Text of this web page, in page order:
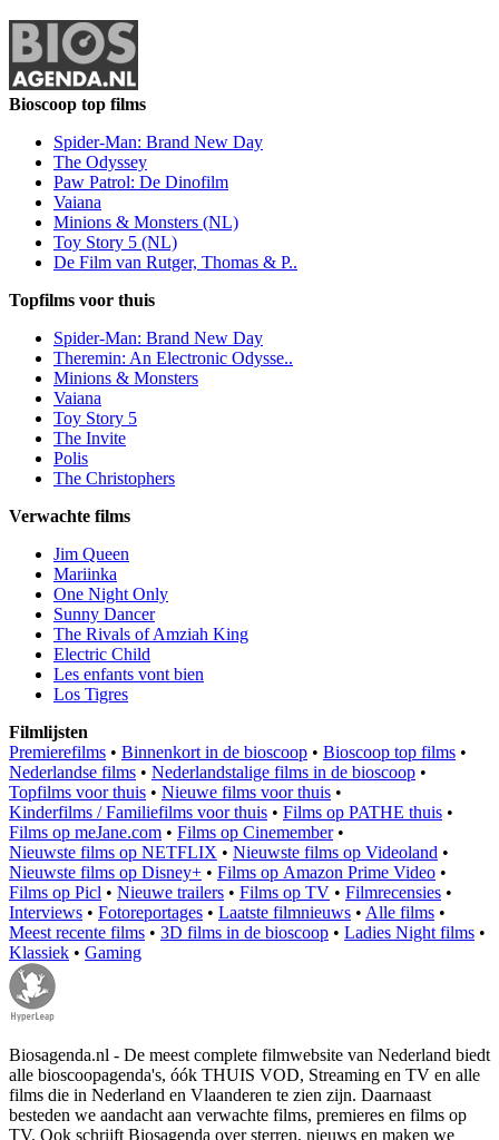
Bioscoop top films
Spider-Man: Brand New Day
The Odyssey
Paw Patrol: De Dinofilm
Vaiana
Minions & Monsters (NL)
Toy Story 5 (NL)
De Film van Rutger, Thomas & P..
Topfilms voor thuis
Spider-Man: Brand New Day
Theremin: An Electronic Odysse..
Minions & Monsters
Vaiana
Toy Story 5
The Invite
Polis
The Christophers
Verwachte films
Jim Queen
Mariinka
One Night Only
Sunny Dancer
The Rivals of Amziah King
Electric Child
Les enfants vont bien
Los Tigres
Filmlijsten
Premierefilms • Binnenkort in de bioscoop • Bioscoop top films •
Nederlandse films • Nederlandstalige films in de bioscoop •
Topfilms voor thuis • Nieuwe films voor thuis •
Kinderfilms / Familiefilms voor thuis • Films op PATHE thuis •
Films op meJane.com • Films op Cinemember•
Nieuwste films op NETFLIX • Nieuwste films op Videoland •
Nieuwste films op Disney+ • Films op Amazon Prime Video •
Films op Picl • Nieuwe trailers • Films op TV • Filmrecensies •
Interviews • Fotoreportages • Laatste filmnieuws • Alle films •
Meest recente films • 3D films in de bioscoop • Ladies Night films •
Klassiek • Gaming
Biosagenda.nl - De meest complete filmwebsite van Nederland biedt
alle bioscoopagenda's, óók THUIS VOD, Streaming en TV en alle
films die in Nederland en Vlaanderen te zien zijn. Daarnaast
besteden we aandacht aan verwachte films, premieres en films op
TV. Ook schrijft Biosagenda over sterren, nieuws en maken we